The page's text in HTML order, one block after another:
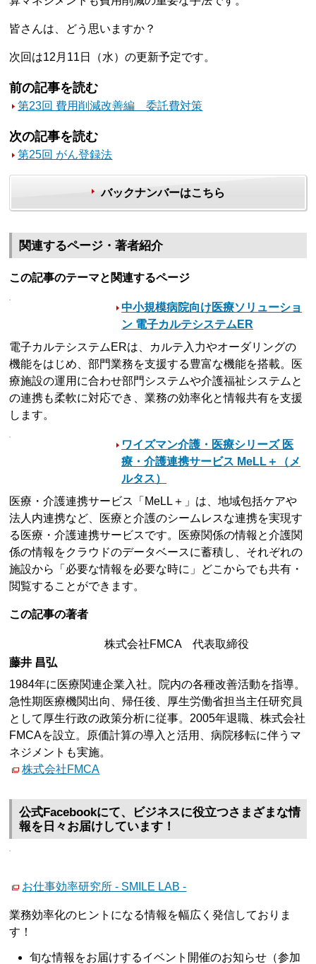
皆さんは、どう思いますか？
次回は12月11日（水）の更新予定です。
前の記事を読む
第23回 費用削減改善編 委託費対策
次の記事を読む
第25回 がん登録法
バックナンバーはこちら
関連するページ・著者紹介
この記事のテーマと関連するページ
中小規模病院向け医療ソリューショ
ン 電子カルテシステムER
電子カルテシステムERは、カルテ入力やオーダリングの
機能をはじめ、部門業務を支援する豊富な機能を搭載。医
療施設の運用に合わせ部門システムや介護福祉システムと
の連携も柔軟に対応でき、業務の効率化と情報共有を支援
します。
ワイズマン介護・医療シリーズ 医
療・介護連携サービス MeLL＋（メ
ルタス）
医療・介護連携サービス「MeLL＋」は、地域包括ケアや
法人内連携など、医療と介護のシームレスな連携を実現す
る医療・介護連携サービスです。医療関係の情報と介護関
係の情報をクラウドのデータベースに蓄積し、それぞれの
施設から「必要な情報を必要な時に」どこからでも共有・
閲覧することができます。
この記事の著者
株式会社FMCA 代表取締役
藤井 昌弘
1984年に医療関連企業入社。院内の各種改善活動を指導。
急性期医療機関出向、帰任後、厚生労働省担当主任研究員
として厚生行政の政策分析に従事。2005年退職、株式会社
FMCAを設立。原価計算の導入と活用、病院移転に伴うマ
ネジメントも実施。
株式会社FMCA
公式Facebookにて、ビジネスに役立つさまざまな情
報を日々お届けしています！
お仕事効率研究所 - SMILE LAB -
業務効率化のヒントになる情報を幅広く発信しておりま
す！
旬な情報をお届けするイベント開催のお知らせ（参加